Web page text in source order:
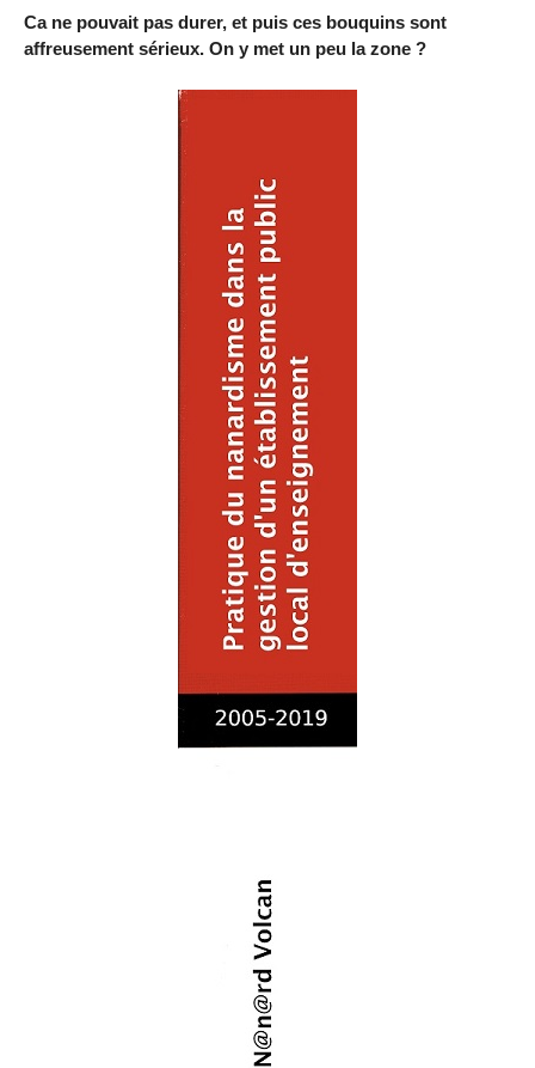
Ca ne pouvait pas durer, et puis ces bouquins sont
affreusement sérieux. On y met un peu la zone ?